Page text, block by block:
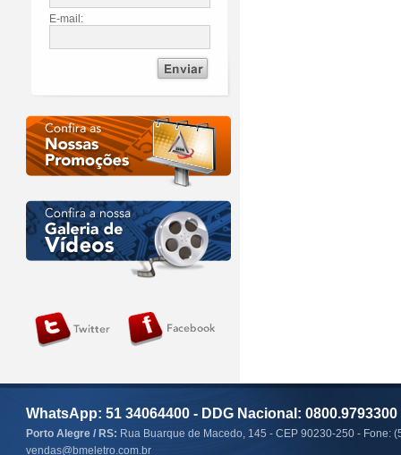
E-mail:
WhatsApp: 51 34064400 - DDG Nacional: 0800.9793300
Porto Alegre / RS: Rua Buarque de Macedo, 145 - CEP 90230-250 - Fone:
vendas@bmeletro.com.br